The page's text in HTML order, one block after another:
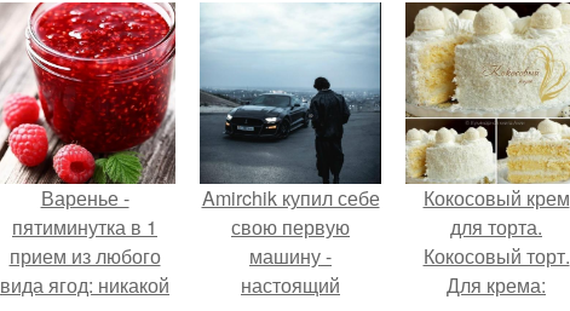
Варенье -
пятиминутка в 1
прием из любого
вида ягод: никакой
Amirchik купил себе
свою первую
машину -
настоящий
Кокосовый крем
для торта.
Кокосовый торт.
Для крема: